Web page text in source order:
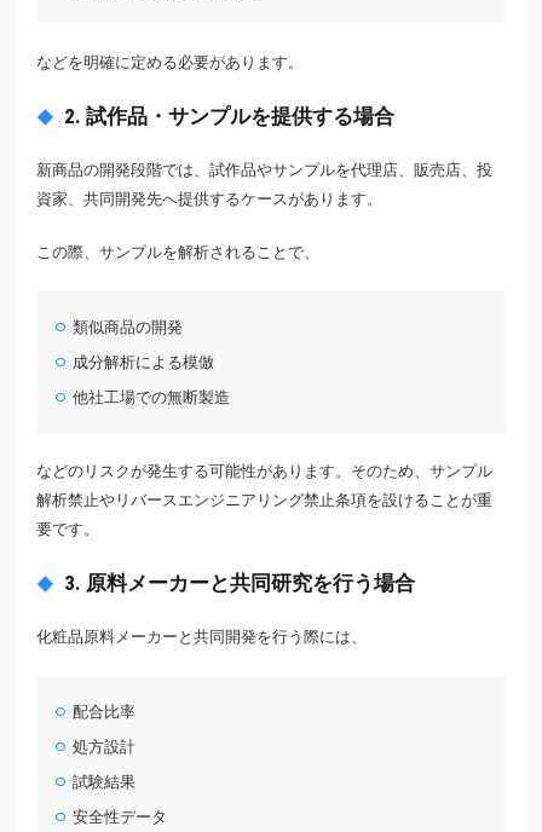
などを明確に定める必要があります。
2. 試作品・サンプルを提供する場合
新商品の開発段階では、試作品やサンプルを代理店、販売店、投
資家、共同開発先へ提供するケースがあります。
この際、サンプルを解析されることで、
類似商品の開発
成分解析による模倣
他社工場での無断製造
などのリスクが発生する可能性があります。そのため、サンプル
解析禁止やリバースエンジニアリング禁止条項を設けることが重
要です。
3. 原料メーカーと共同研究を行う場合
化粧品原料メーカーと共同開発を行う際には、
配合比率
処方設計
試験結果
安全性データ